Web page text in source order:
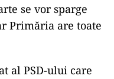
se vor sparge
Primăria are toate
al PSD-ului care